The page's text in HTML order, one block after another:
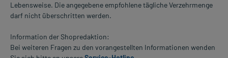
Lebensweise. Die angegebene empfohlene tägliche Verzehrmenge
darf nicht überschritten werden.
Information der Shopredaktion:
Bei weiteren Fragen zu den vorangestellten Informationen wenden